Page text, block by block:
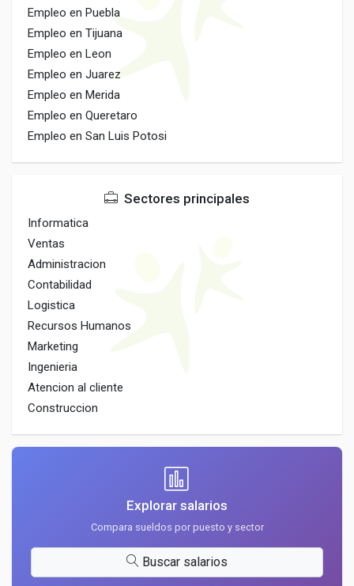
Empleo en Puebla
Empleo en Tijuana
Empleo en Leon
Empleo en Juarez
Empleo en Merida
Empleo en Queretaro
Empleo en San Luis Potosi
Sectores principales
Informatica
Ventas
Administracion
Contabilidad
Logistica
Recursos Humanos
Marketing
Ingenieria
Atencion al cliente
Construccion
Explorar salarios
Compara sueldos por puesto y sector
Buscar salarios